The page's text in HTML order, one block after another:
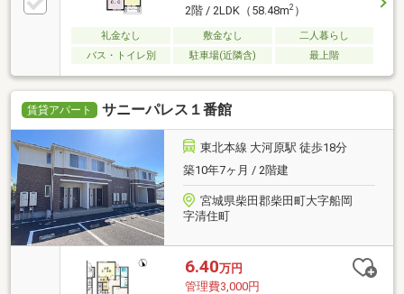
2階 / 2LDK（58.48m2）
礼金なし 敷金なし
二人暮らし
バス・トイレ別
駐車場(近隣含) 最上階
賃貸アパート サニーパレス１番館
東北本線 大河原駅 徒歩18分
築10年7ヶ月 / 2階建
宮城県柴田郡柴田町大字船岡
字清住町
6.40万円
管理費3,000円